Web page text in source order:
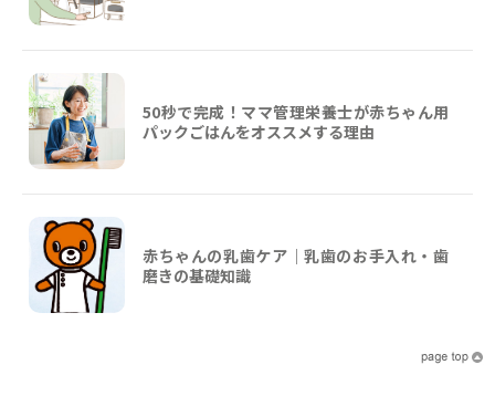
50秒で完成！ママ管理栄養士が赤ちゃん用
パックごはんをオススメする理由
赤ちゃんの乳歯ケア｜乳歯のお手入れ・歯
磨きの基礎知識